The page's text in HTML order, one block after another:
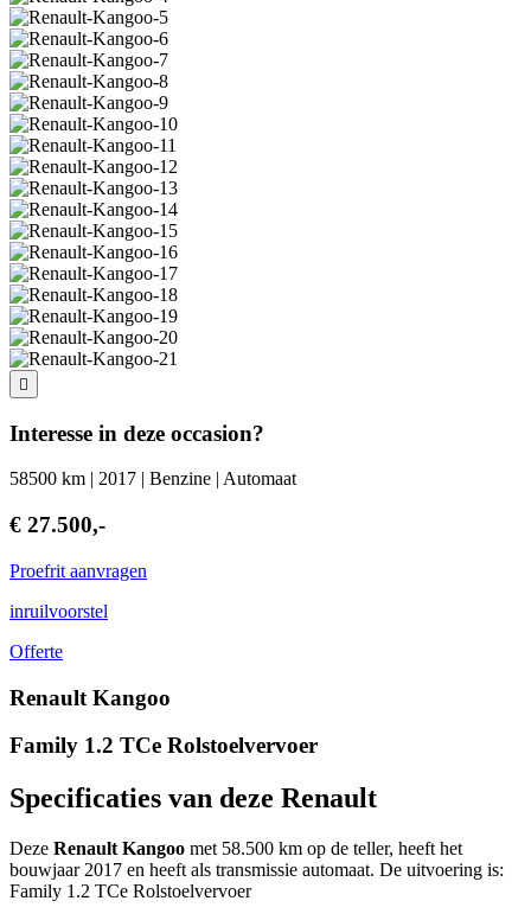
Interesse in deze occasion?
58500 km | 2017 | Benzine | Automaat
€ 27.500,-
Proefrit aanvragen
inruilvoorstel
Offerte
Renault Kangoo
Family 1.2 TCe Rolstoelvervoer
Specificaties van deze Renault
Deze Renault Kangoo met 58.500 km op de teller, heeft het
bouwjaar 2017 en heeft als transmissie automaat. De uitvoering is:
Family 1.2 TCe Rolstoelvervoer